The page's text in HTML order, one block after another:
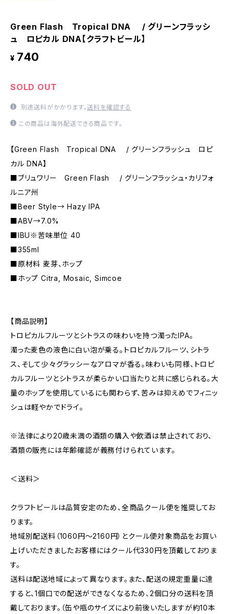
Green Flash Tropical DNA / グリーンフラッシ
ュ ロピカル DNA【クラフトビール】
¥ 740
SOLD OUT
別途送料がかかります。送料を確認する
この商品は海外配送できる商品です。
【Green Flash Tropical DNA / グリーンフラッシュ ロピ
カル DNA】
■ブリュワリー Green Flash / グリーンフラッシュ・カリフォ
ルニア州
■Beer Style→ Hazy IPA
■ABV→7.0%
■IBU※苦味単位 40
■355ml
■原材料 麦芽、ホップ
■ホップ Citra, Mosaic, Simcoe
【商品説明】
トロピカルフルーツとシトラスの味わいを持つ濁ったIPA。
濁った麦色の液色に白い泡が乗る。トロピカルフルーツ、シトラ
ス、そして少々グラッシーなアロマが香る。味わいも同様、トロピ
カルフルーツとシトラスが柔らかい口当たりと共に感じられる。大
量のホップを使用しているにも関わらず、苦みは抑えめでフィニッ
シュは軽やかでドライ。
※法律により20歳未満の酒類の購入や飲酒は禁止されており、
酒類の販売には年齢確認が義務付けられています。
＜送料＞
クラフトビールは品質安定のため、全商品クール便を推奨してお
ります。
地域別配送料（1060円～2160円）とクール便対象商品をお買い
上げいただきましたお客様にはクール代330円を頂戴しておりま
す。
送料は配送地域によって異なります。また、配送の規定重量に達
すると、1個口での配送ができなくなるため、2個口分の送料を頂
戴しております。（缶や瓶のサイズにより前後いたしますが約10本